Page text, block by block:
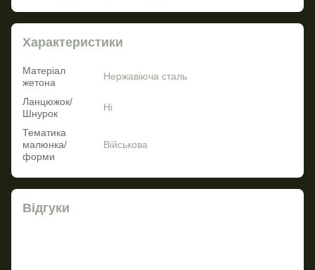
Характеристики
Матеріал
жетона
Нержавіюча сталь
Ланцюжок/
Шнурок
Ні
Тематика
малюнка/
форми
Військова
Відгуки